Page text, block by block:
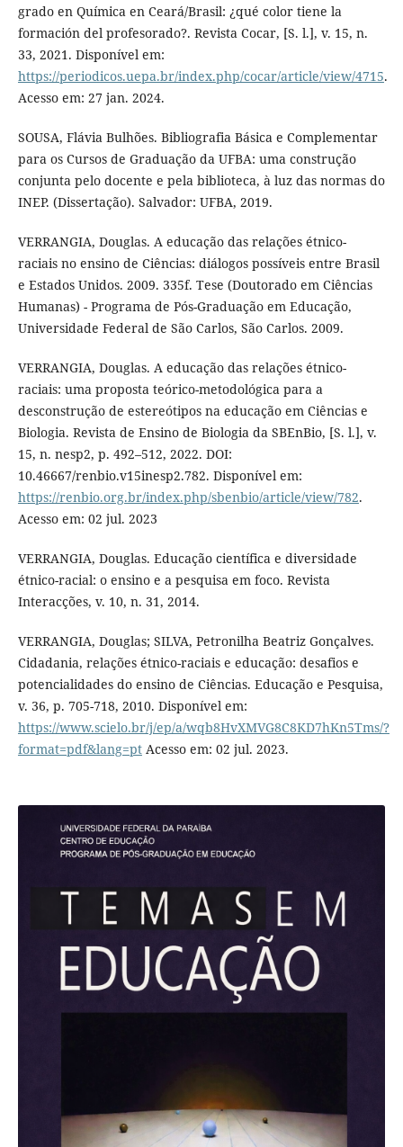
grado en Química en Ceará/Brasil: ¿qué color tiene la
formación del profesorado?. Revista Cocar, [S. l.], v. 15, n.
33, 2021. Disponível em:
https://periodicos.uepa.br/index.php/cocar/article/view/4715.
Acesso em: 27 jan. 2024.
SOUSA, Flávia Bulhões. Bibliografia Básica e Complementar
para os Cursos de Graduação da UFBA: uma construção
conjunta pelo docente e pela biblioteca, à luz das normas do
INEP. (Dissertação). Salvador: UFBA, 2019.
VERRANGIA, Douglas. A educação das relações étnico-
raciais no ensino de Ciências: diálogos possíveis entre Brasil
e Estados Unidos. 2009. 335f. Tese (Doutorado em Ciências
Humanas) - Programa de Pós-Graduação em Educação,
Universidade Federal de São Carlos, São Carlos. 2009.
VERRANGIA, Douglas. A educação das relações étnico-
raciais: uma proposta teórico-metodológica para a
desconstrução de estereótipos na educação em Ciências e
Biologia. Revista de Ensino de Biologia da SBEnBio, [S. l.], v.
15, n. nesp2, p. 492–512, 2022. DOI:
10.46667/renbio.v15inesp2.782. Disponível em:
https://renbio.org.br/index.php/sbenbio/article/view/782.
Acesso em: 02 jul. 2023
VERRANGIA, Douglas. Educação científica e diversidade
étnico-racial: o ensino e a pesquisa em foco. Revista
Interacções, v. 10, n. 31, 2014.
VERRANGIA, Douglas; SILVA, Petronilha Beatriz Gonçalves.
Cidadania, relações étnico-raciais e educação: desafios e
potencialidades do ensino de Ciências. Educação e Pesquisa,
v. 36, p. 705-718, 2010. Disponível em:
https://www.scielo.br/j/ep/a/wqb8HvXMVG8C8KD7hKn5Tms/?
format=pdf&lang=ptAcesso em: 02 jul. 2023.